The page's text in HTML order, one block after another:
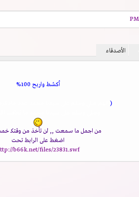
الأصدقاء
أكشط واربح 100%
(
وصلي وسلم على سيدنا محمد ما تعاقب
من اجمل ما سمعت ,, لن تأخذ من وقتكـ
اضغط على الرابط تحت
b66k.net/files/23831.swf